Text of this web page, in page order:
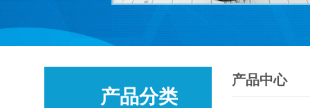
产品分类
产品中心